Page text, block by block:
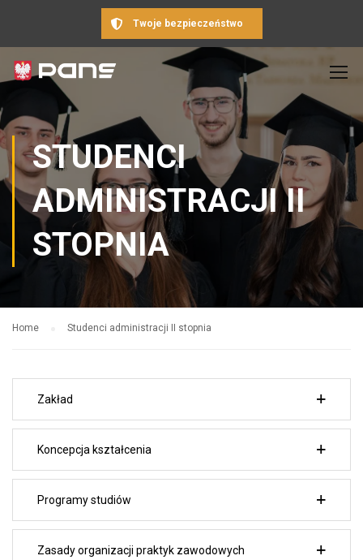
Twoje bezpieczeństwo
STUDENCI
ADMINISTRACJI II
STOPNIA
Home Studenci administracji II stopnia
Zakład
Koncepcja kształcenia
Programy studiów
Zasady organizacji praktyk zawodowych